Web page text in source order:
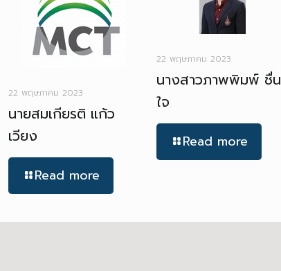
22 พฤษภาคม 2023
นายสมเกียรติ แก้ว
เวียง
Read more
22 พฤษภาคม 2023
นางสาวภาพพิมพ์ ชื่น
ใจ
Read more